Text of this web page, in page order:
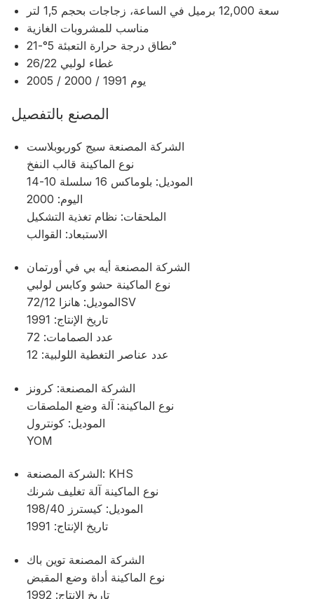
سعة 12,000 برميل في الساعة، زجاجات بحجم 1,5 لتر
مناسب للمشروبات الغازية
نطاق درجة حرارة التعبئة 5°-21°
غطاء لولبي 26/22
يوم 1991 / 2000 / 2005
المصنع بالتفصيل
الشركة المصنعة سيج كوربوبلاست
نوع الماكينة قالب النفخ
الموديل: بلوماكس 16 سلسلة 10-14
اليوم: 2000
الملحقات: نظام تغذية التشكيل
الاستبعاد: القوالب
الشركة المصنعة أيه بي في أورتمان
نوع الماكينة حشو وكابس لولبي
الموديل: هانزا 72/12SV
تاريخ الإنتاج: 1991
عدد الصمامات: 72
عدد عناصر التغطية اللولبية: 12
الشركة المصنعة: كرونز
نوع الماكينة: آلة وضع الملصقات
الموديل: كونترول
YOM
الشركة المصنعة: KHS
نوع الماكينة آلة تغليف شرنك
الموديل: كيسترز 198/40
تاريخ الإنتاج: 1991
الشركة المصنعة توين باك
نوع الماكينة أداة وضع المقبض
تاريخ الإنتاج: 1992